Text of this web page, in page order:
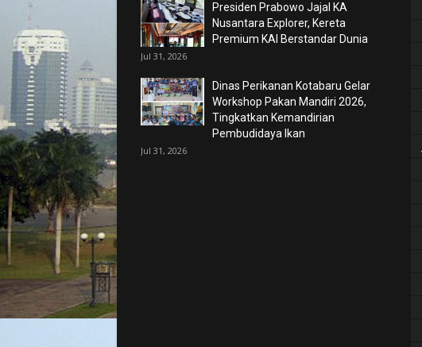
Presiden Prabowo Jajal KA
Nusantara Explorer, Kereta
Premium KAI Berstandar Dunia
Jul 31, 2026
Dinas Perikanan Kotabaru Gelar
Workshop Pakan Mandiri 2026,
Tingkatkan Kemandirian
Pembudidaya Ikan
Jul 31, 2026